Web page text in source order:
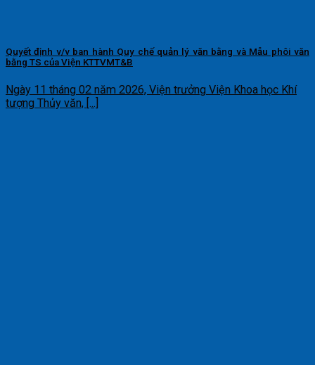
Quyết định v/v ban hành Quy chế quản lý văn bằng và Mẫu phôi văn
bằng TS của Viện KTTVMT&B
Ngày 11 tháng 02 năm 2026, Viện trưởng Viện Khoa học Khí
tượng Thủy văn, [...]